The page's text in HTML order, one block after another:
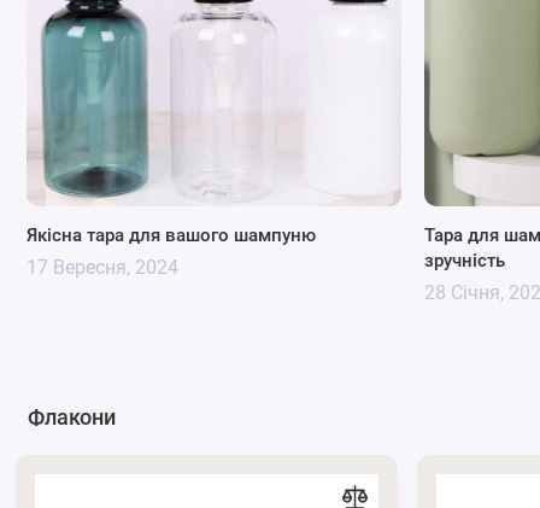
Якісна тара для вашого шампуню
17 Вересня, 2024
Тара для
зручність
28 Січня,
Флакони